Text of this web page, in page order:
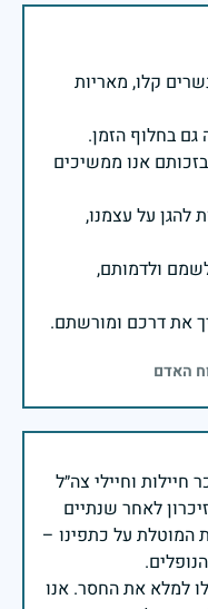
קלו, מאריות
אנו ממשיכים
להגן על עצמנו,
ולדמותם,
את דרכם ומורשתם.
האדם
חיילות וחיילי צה״ל
לאחר שנתיים
המוטלת על כתפינו –
למלא את החסר. אנו